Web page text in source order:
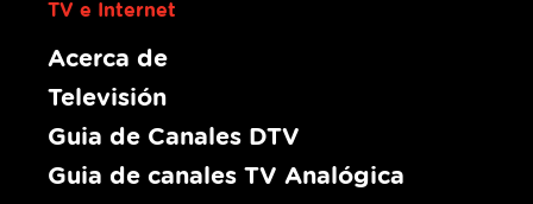
TV e Internet
Acerca de
Televisión
Guia de Canales DTV
Guia de canales TV Analógica